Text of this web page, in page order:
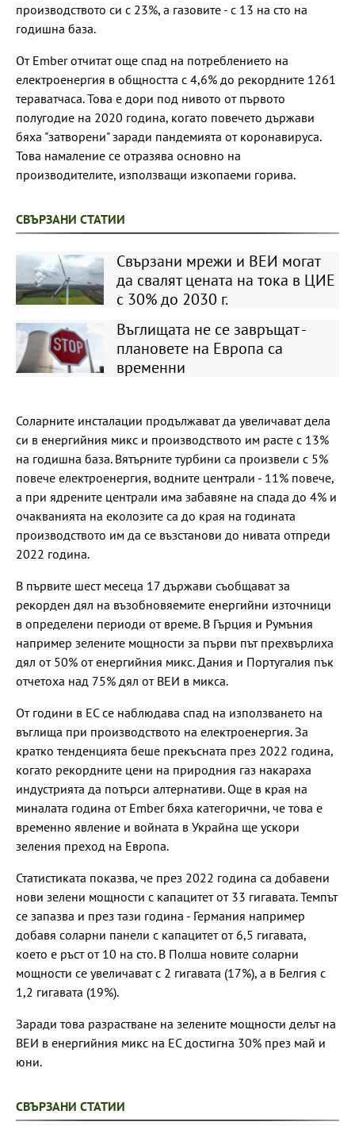
производството си с 23%, а газовите - с 13 на сто на
годишна база.
От Ember отчитат още спад на потреблението на
електроенергия в общността с 4,6% до рекордните 1261
тераватчаса. Това е дори под нивото от първото
полугодие на 2020 година, когато повечето държави
бяха "затворени" заради пандемията от коронавируса.
Това намаление се отразява основно на
производителите, използващи изкопаеми горива.
СВЪРЗАНИ СТАТИИ
Свързани мрежи и ВЕИ могат
да свалят цената на тока в ЦИЕ
с 30% до 2030 г.
Въглищата не се завръщат -
плановете на Европа са
временни
Соларните инсталации продължават да увеличават дела
си в енергийния микс и производството им расте с 13%
на годишна база. Вятърните турбини са произвели с 5%
повече електроенергия, водните централи - 11% повече,
а при ядрените централи има забавяне на спада до 4% и
очакванията на еколозите са до края на годината
производството им да се възстанови до нивата отпреди
2022 година.
В първите шест месеца 17 държави съобщават за
рекорден дял на възобновяемите енергийни източници
в определени периоди от време. В Гърция и Румъния
например зелените мощности за първи път прехвърлиха
дял от 50% от енергийния микс. Дания и Португалия пък
отчетоха над 75% дял от ВЕИ в микса.
От години в ЕС се наблюдава спад на използването на
въглища при производството на електроенергия. За
кратко тенденцията беше прекъсната през 2022 година,
когато рекордните цени на природния газ накараха
индустрията да потърси алтернативи. Още в края на
миналата година от Ember бяха категорични, че това е
временно явление и войната в Украйна ще ускори
зеления преход на Европа.
Статистиката показва, че през 2022 година са добавени
нови зелени мощности с капацитет от 33 гигавата. Темпът
се запазва и през тази година - Германия например
добавя соларни панели с капацитет от 6,5 гигавата,
което е ръст от 10 на сто. В Полша новите соларни
мощности се увеличават с 2 гигавата (17%), а в Белгия с
1,2 гигавата (19%).
Заради това разрастване на зелените мощности делът на
ВЕИ в енергийния микс на ЕС достигна 30% през май и
юни.
СВЪРЗАНИ СТАТИИ